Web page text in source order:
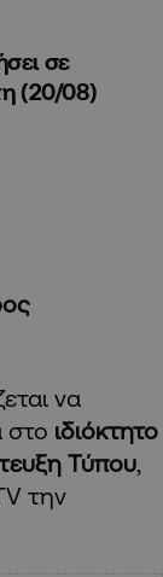
σε
(20/08)
να
ιδιόκτητο
Τύπου,
την